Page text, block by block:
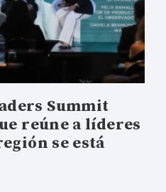
Summit
reúne a líderes
se está